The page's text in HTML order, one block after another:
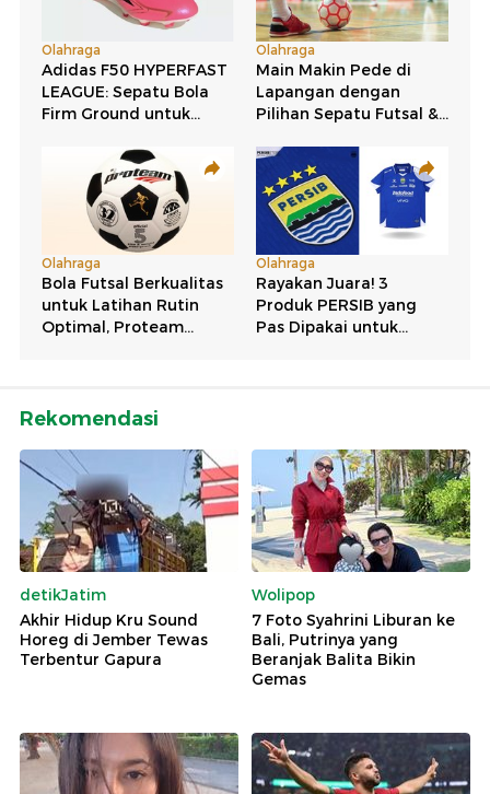
Rekomendasi
detikJatim
Akhir Hidup Kru Sound
Horeg di Jember Tewas
Terbentur Gapura
Wolipop
7 Foto Syahrini Liburan ke
Bali, Putrinya yang
Beranjak Balita Bikin
Gemas